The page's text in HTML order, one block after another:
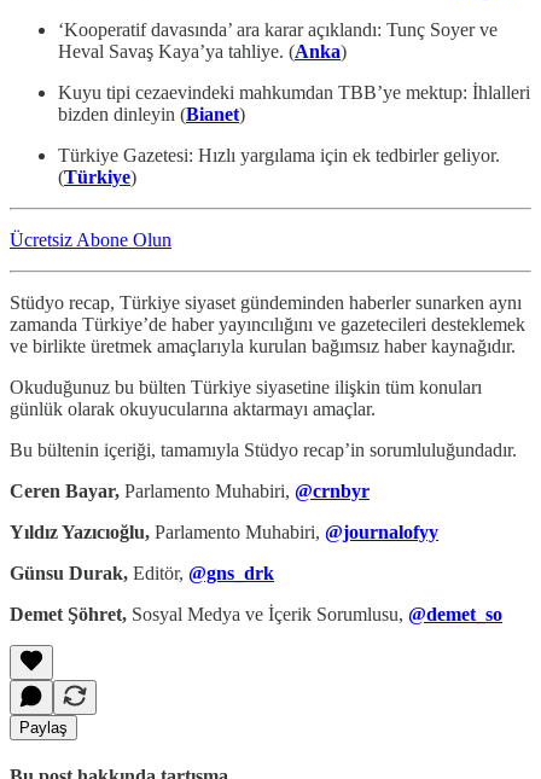
‘Kooperatif davasında’ ara karar açıklandı: Tunç Soyer ve
Heval Savaş Kaya’ya tahliye. (Anka)
Kuyu tipi cezaevindeki mahkumdan TBB’ye mektup: İhlalleri
bizden dinleyin (Bianet)
Türkiye Gazetesi: Hızlı yargılama için ek tedbirler geliyor.
(Türkiye)
Ücretsiz Abone Olun
Stüdyo recap, Türkiye siyaset gündeminden haberler sunarken aynı
zamanda Türkiye’de haber yayıncılığını ve gazetecileri desteklemek
ve birlikte üretmek amaçlarıyla kurulan bağımsız haber kaynağıdır.
Okuduğunuz bu bülten Türkiye siyasetine ilişkin tüm konuları
günlük olarak okuyucularına aktarmayı amaçlar.
Bu bültenin içeriği, tamamıyla Stüdyo recap’in sorumluluğundadır.
Ceren Bayar, Parlamento Muhabiri, @crnbyr
Yıldız Yazıcıoğlu, Parlamento Muhabiri, @journalofyy
Günsu Durak, Editör, @gns_drk
Demet Şöhret, Sosyal Medya ve İçerik Sorumlusu, @demet_so
Paylaş